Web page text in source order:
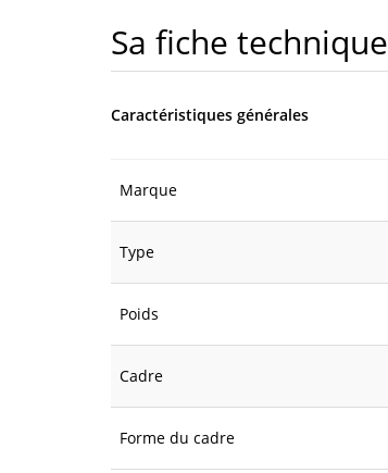
Sa fiche technique
Caractéristiques générales
Marque
Type
Poids
Cadre
Forme du cadre